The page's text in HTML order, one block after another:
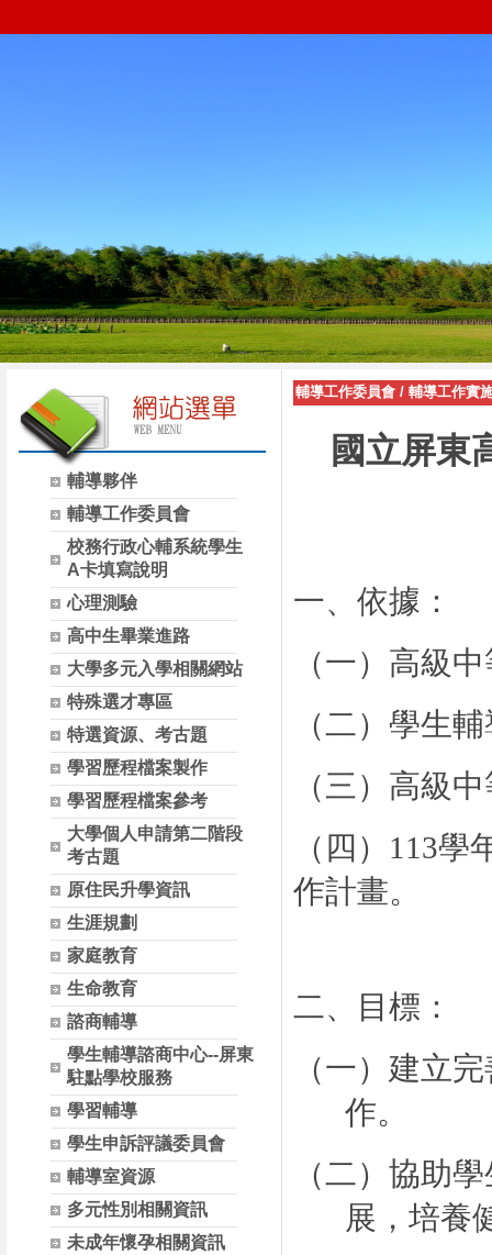
輔導夥伴
輔導工作委員會
校務行政心輔系統學生
A卡填寫說明
心理測驗
高中生畢業進路
大學多元入學相關網站
特殊選才專區
特選資源、考古題
學習歷程檔案製作
學習歷程檔案參考
大學個人申請第二階段
考古題
原住民升學資訊
生涯規劃
家庭教育
生命教育
諮商輔導
學生輔導諮商中心--屏東
駐點學校服務
學習輔導
學生申訴評議委員會
輔導室資源
多元性別相關資訊
未成年懷孕相關資訊
輔導工作委員會 / 輔導工作實
國立屏東
一、依據：
（一）高級
（二）學生
（三）高級
（四） 113學
作計畫。
二、目標：
（一）建立
作。
（二）協助
展，培養